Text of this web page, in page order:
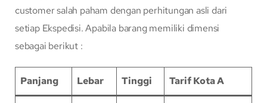
customer salah paham dengan perhitungan asli dari
setiap Ekspedisi. Apabila barang memiliki dimensi
sebagai berikut :
Panjang Lebar Tinggi Tarif Kota A